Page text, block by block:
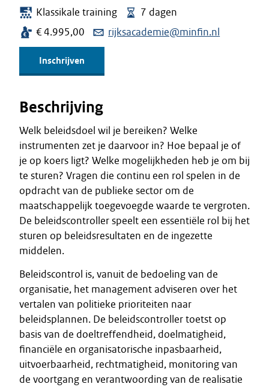
Klassikale training
7 dagen
€ 4.995,00
rijksacademie@minfin.nl
Inschrijven
Beschrijving
Welk beleidsdoel wil je bereiken? Welke
instrumenten zet je daarvoor in? Hoe bepaal je of
je op koers ligt? Welke mogelijkheden heb je om bij
te sturen? Vragen die continu een rol spelen in de
opdracht van de publieke sector om de
maatschappelijk toegevoegde waarde te vergroten.
De beleidscontroller speelt een essentiële rol bij het
sturen op beleidsresultaten en de ingezette
middelen.
Beleidscontrol is, vanuit de bedoeling van de
organisatie, het management adviseren over het
vertalen van politieke prioriteiten naar
beleidsplannen. De beleidscontroller toetst op
basis van de doeltreffendheid, doelmatigheid,
financiële en organisatorische inpasbaarheid,
uitvoerbaarheid, rechtmatigheid, monitoring van
de voortgang en verantwoording van de realisatie